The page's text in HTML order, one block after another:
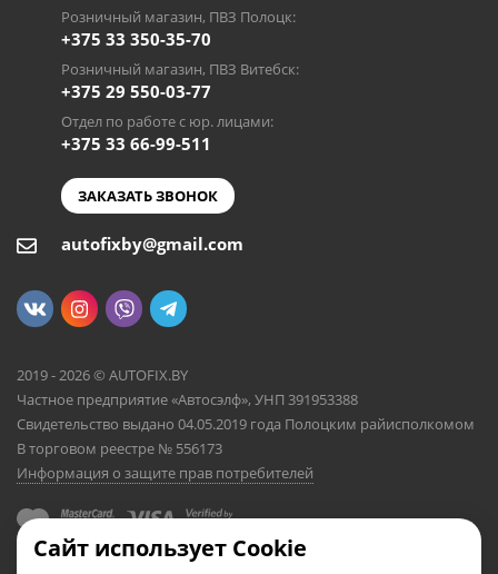
Розничный магазин, ПВЗ Полоцк:
+375 33 350-35-70
Розничный магазин, ПВЗ Витебск:
+375 29 550-03-77
Отдел по работе с юр. лицами:
+375 33 66-99-511
ЗАКАЗАТЬ ЗВОНОК
autofixby@gmail.com
2019 - 2026 © AUTOFIX.BY
Частное предприятие «Автосэлф», УНП 391953388
Свидетельство выдано 04.05.2019 года Полоцким райисполкомом
В торговом реестре № 556173
Информация о защите прав потребителей
Сайт использует Cookie